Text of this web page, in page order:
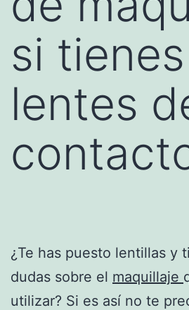
si tienes
lentes
¿Te has puesto lentillas y
dudas sobre el maquillaje
utilizar? Si es así no te